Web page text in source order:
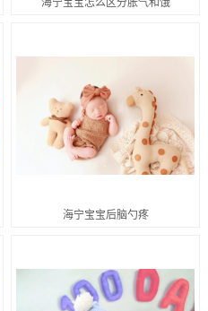
海宁宝宝后脑勺疼